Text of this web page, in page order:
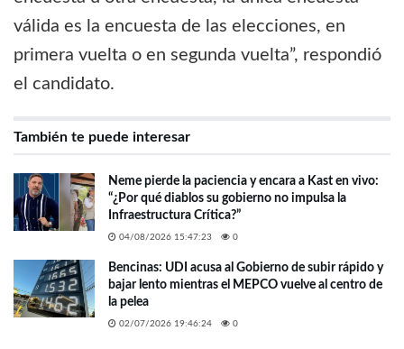
válida es la encuesta de las elecciones, en
primera vuelta o en segunda vuelta”, respondió
el candidato.
También te puede interesar
Neme pierde la paciencia y encara a Kast en vivo:
“¿Por qué diablos su gobierno no impulsa la
Infraestructura Crítica?”
04/08/2026 15:47:23 0
Bencinas: UDI acusa al Gobierno de subir rápido y
bajar lento mientras el MEPCO vuelve al centro de
la pelea
02/07/2026 19:46:24 0